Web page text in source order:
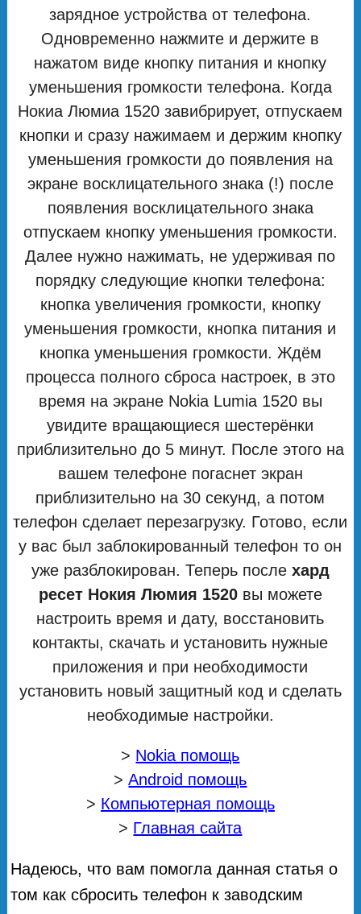
зарядное устройства от телефона.
Одновременно нажмите и держите в
нажатом виде кнопку питания и кнопку
уменьшения громкости телефона. Когда
Нокиа Люмиа 1520 завибрирует, отпускаем
кнопки и сразу нажимаем и держим кнопку
уменьшения громкости до появления на
экране восклицательного знака (!) после
появления восклицательного знака
отпускаем кнопку уменьшения громкости.
Далее нужно нажимать, не удерживая по
порядку следующие кнопки телефона:
кнопка увеличения громкости, кнопку
уменьшения громкости, кнопка питания и
кнопка уменьшения громкости. Ждём
процесса полного сброса настроек, в это
время на экране Nokia Lumia 1520 вы
увидите вращающиеся шестерёнки
приблизительно до 5 минут. После этого на
вашем телефоне погаснет экран
приблизительно на 30 секунд, а потом
телефон сделает перезагрузку. Готово, если
у вас был заблокированный телефон то он
уже разблокирован. Теперь после хард
ресет Нокия Люмия 1520вы можете
настроить время и дату, восстановить
контакты, скачать и установить нужные
приложения и при необходимости
установить новый защитный код и сделать
необходимые настройки.
> Nokia помощь
>Android помощь
> Компьютерная помощь
> Главная сайта
Надеюсь, что вам помогла данная статья о
том как сбросить телефон к заводским